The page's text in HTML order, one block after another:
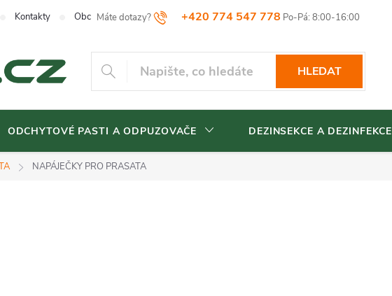
+420 774 547 778
Kontakty Obchodní podmínky Reklamační řád Vrácení zboží Blog
HLEDAT
ODCHYTOVÉ PASTI A ODPUZOVAČE DEZINSEKCE A DEZINFEKCE
NAPÁJEČKY PRO PRASATA